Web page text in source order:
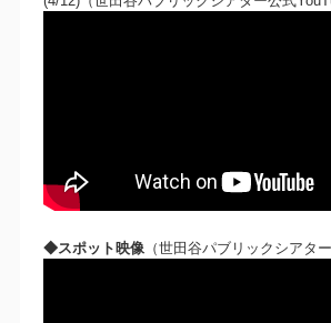
◆スポット映像 （世田谷パブリックシアタ